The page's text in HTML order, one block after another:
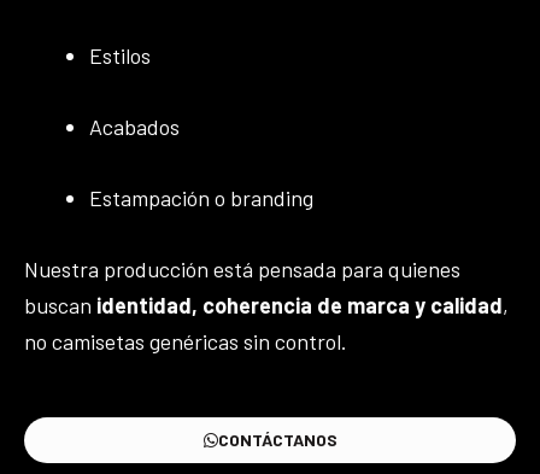
Estilos
Acabados
Estampación o branding
Nuestra producción está pensada para quienes
buscan identidad, coherencia de marca y calidad,
no camisetas genéricas sin control.
CONTÁCTANOS